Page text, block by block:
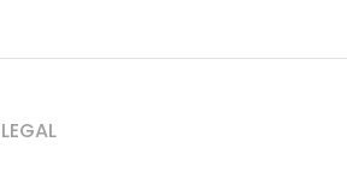
LEGAL